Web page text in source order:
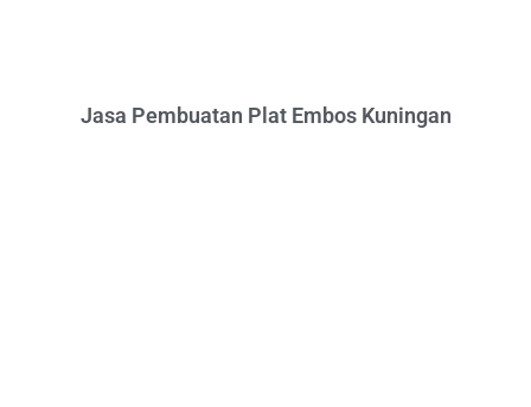
Jasa Pembuatan Plat Embos Kuningan